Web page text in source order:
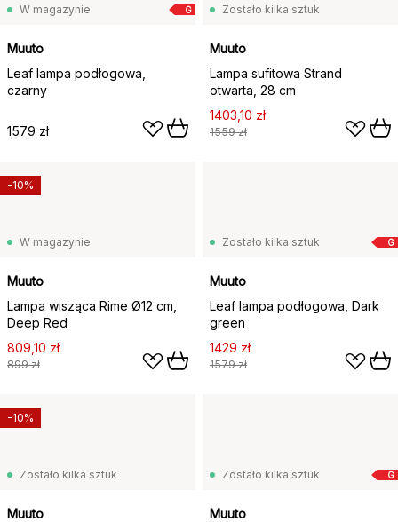
G
W magazynie
Muuto
Leaf lampa podłogowa,
czarny
1579 zł
Zostało kilka sztuk
Muuto
Lampa sufitowa Strand
otwarta, 28 cm
1403,10 zł
1559 zł
W magazynie
Muuto
Lampa wisząca Rime Ø12 cm,
Deep Red
809,10 zł
899 zł
-10%
G
Zostało kilka sztuk
Muuto
Leaf lampa podłogowa, Dark
green
1429 zł
1579 zł
Zostało kilka sztuk
Muuto
-10%
G
Zostało kilka sztuk
Muuto